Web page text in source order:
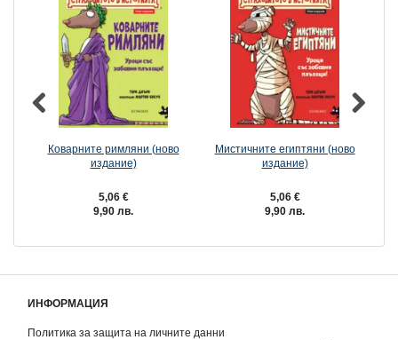
Коварните римляни (ново
издание)
5,06 €
9,90 лв.
Мистичните египтяни (ново
издание)
5,06 €
9,90 лв.
ИНФОРМАЦИЯ
Политика за защита на личните данни